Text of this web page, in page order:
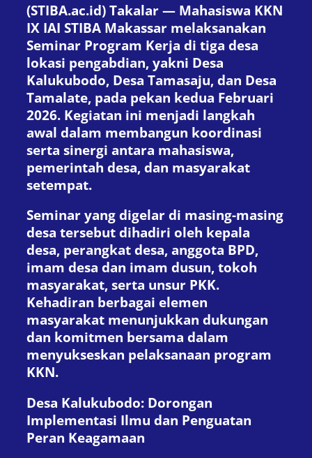
(STIBA.ac.id) Takalar — Mahasiswa KKN
IX IAI STIBA Makassar melaksanakan
Seminar Program Kerja di tiga desa
lokasi pengabdian, yakni Desa
Kalukubodo, Desa Tamasaju, dan Desa
Tamalate, pada pekan kedua Februari
2026. Kegiatan ini menjadi langkah
awal dalam membangun koordinasi
serta sinergi antara mahasiswa,
pemerintah desa, dan masyarakat
setempat.
Seminar yang digelar di masing-masing
desa tersebut dihadiri oleh kepala
desa, perangkat desa, anggota BPD,
imam desa dan imam dusun, tokoh
masyarakat, serta unsur PKK.
Kehadiran berbagai elemen
masyarakat menunjukkan dukungan
dan komitmen bersama dalam
menyukseskan pelaksanaan program
KKN.
Desa Kalukubodo: Dorongan
Implementasi Ilmu dan Penguatan
Peran Keagamaan